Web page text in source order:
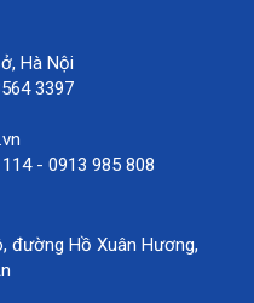
Hà Nội
3397
- 0913 985 808
đường Hồ Xuân Hương,